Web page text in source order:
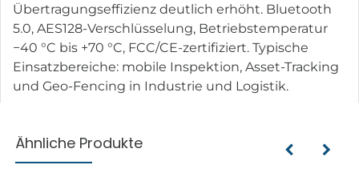
Übertragungseffizienz deutlich erhöht. Bluetooth
5.0, AES128-Verschlüsselung, Betriebstemperatur
−40 °C bis +70 °C, FCC/CE-zertifiziert. Typische
Einsatzbereiche: mobile Inspektion, Asset-Tracking
und Geo-Fencing in Industrie und Logistik.
Ähnliche Produkte